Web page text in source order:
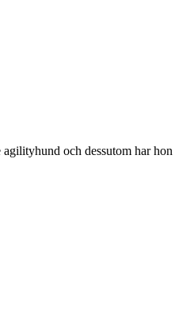
och dessutom har